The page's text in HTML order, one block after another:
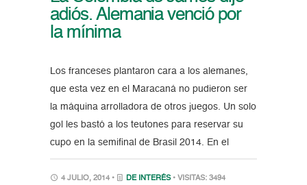
adiós. Alemania venció por
la mínima
Los franceses plantaron cara a los alemanes,
que esta vez en el Maracaná no pudieron ser
la máquina arrolladora de otros juegos. Un solo
gol les bastó a los teutones para reservar su
cupo en la semifinal de Brasil 2014. En el
4 JULIO, 2014 • DE INTERÉS • VISITAS: 3494